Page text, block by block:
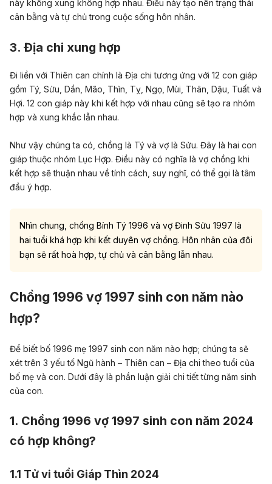
này không xung không hợp nhau. Điều này tạo nên trạng thái
cân bằng và tự chủ trong cuộc sống hôn nhân.
3. Địa chi xung hợp
Đi liền với Thiên can chính là Địa chi tương ứng với 12 con giáp
gồm Tý, Sửu, Dần, Mão, Thìn, Tỵ, Ngọ, Mùi, Thân, Dậu, Tuất và
Hợi. 12 con giáp này khi kết hợp với nhau cũng sẽ tạo ra nhóm
hợp và xung khắc lẫn nhau.
Như vậy chúng ta có, chồng là Tý và vợ là Sửu. Đây là hai con
giáp thuộc nhóm Lục Hợp. Điều này có nghĩa là vợ chồng khi
kết hợp sẽ thuận nhau về tính cách, suy nghĩ, có thể gọi là tâm
đầu ý hợp.
Nhìn chung, chồng Bính Tý 1996 và vợ Đinh Sửu 1997 là
hai tuổi khá hợp khi kết duyên vợ chồng. Hôn nhân của đôi
bạn sẽ rất hoà hợp, tự chủ và cân bằng lẫn nhau.
Chồng 1996 vợ 1997 sinh con năm nào
hợp?
Để biết bố 1996 mẹ 1997 sinh con năm nào hợp; chúng ta sẽ
xét trên 3 yếu tố Ngũ hành – Thiên can – Địa chi theo tuổi của
bố mẹ và con. Dưới đây là phần luận giải chi tiết từng năm sinh
của con.
1. Chồng 1996 vợ 1997 sinh con năm 2024
có hợp không?
1.1 Tử vi tuổi Giáp Thìn 2024